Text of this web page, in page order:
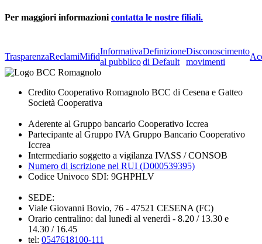
Per maggiori informazioni contatta le nostre filiali.
TrasparenzaReclamiMifid
Informativa
al pubblico
Definizione
di Default
Disconoscimento
movimenti
Credito Cooperativo Romagnolo BCC di Cesena e Gatteo
Società Cooperativa
Aderente al Gruppo bancario Cooperativo Iccrea
Partecipante al Gruppo IVA Gruppo Bancario Cooperativo
Iccrea
Intermediario soggetto a vigilanza IVASS / CONSOB
Numero di iscrizione nel RUI (D000539395)
Codice Univoco SDI: 9GHPHLV
SEDE:
Viale Giovanni Bovio, 76 - 47521 CESENA (FC)
Orario centralino: dal lunedì al venerdì - 8.20 / 13.30 e
14.30 / 16.45
tel: 0547618100-111